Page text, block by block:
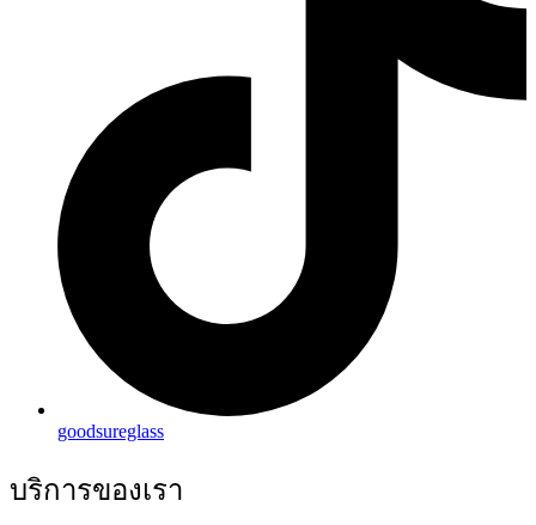
goodsureglass
บริการของเรา